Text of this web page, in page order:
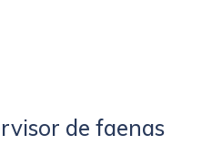
de faenas